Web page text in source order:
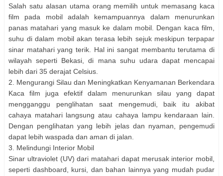
Salah satu alasan utama orang memilih untuk memasang kaca
film pada mobil adalah kemampuannya dalam menurunkan
panas matahari yang masuk ke dalam mobil. Dengan kaca film,
suhu di dalam mobil akan terasa lebih sejuk meskipun terpapar
sinar matahari yang terik. Hal ini sangat membantu terutama di
wilayah seperti Bekasi, di mana suhu udara dapat mencapai
lebih dari 35 derajat Celsius.
2. Mengurangi Silau dan Meningkatkan Kenyamanan Berkendara
Kaca film juga efektif dalam menurunkan silau yang dapat
mengganggu penglihatan saat mengemudi, baik itu akibat
cahaya matahari langsung atau cahaya lampu kendaraan lain.
Dengan penglihatan yang lebih jelas dan nyaman, pengemudi
dapat lebih waspada dan aman di jalan.
3. Melindungi Interior Mobil
Sinar ultraviolet (UV) dari matahari dapat merusak interior mobil,
seperti dashboard, kursi, dan bahan lainnya yang mudah pudar